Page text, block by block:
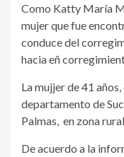
Como Katty María
mujer que fue
conduce del
hacia eñ
La mujjer de 41
departamento de
Palmas, en zona
De acuerdo a la